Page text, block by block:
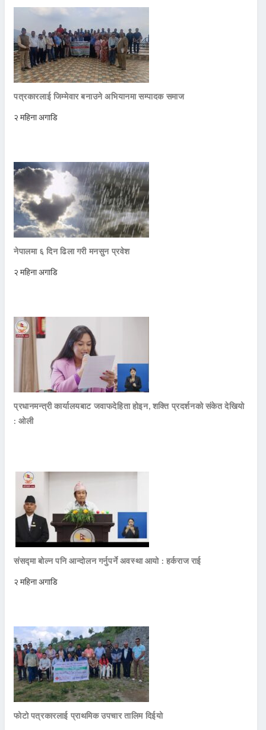
पत्रकारलाई जिम्मेवार बनाउने अभियानमा सम्पादक समाज
२ महिना अगाडि
नेपालमा ६ दिन ढिला गरी मनसुन प्रवेश
२ महिना अगाडि
प्रधानमन्त्री कार्यालयबाट जवाफदेहिता होइन, शक्ति प्रदर्शनको संकेत देखियो
: ओली
संसद्मा बोल्न पनि आन्दोलन गर्नुपर्ने अवस्था आयो : हर्कराज राई
२ महिना अगाडि
फोटो पत्रकारलाई प्राथमिक उपचार तालिम दिईयो